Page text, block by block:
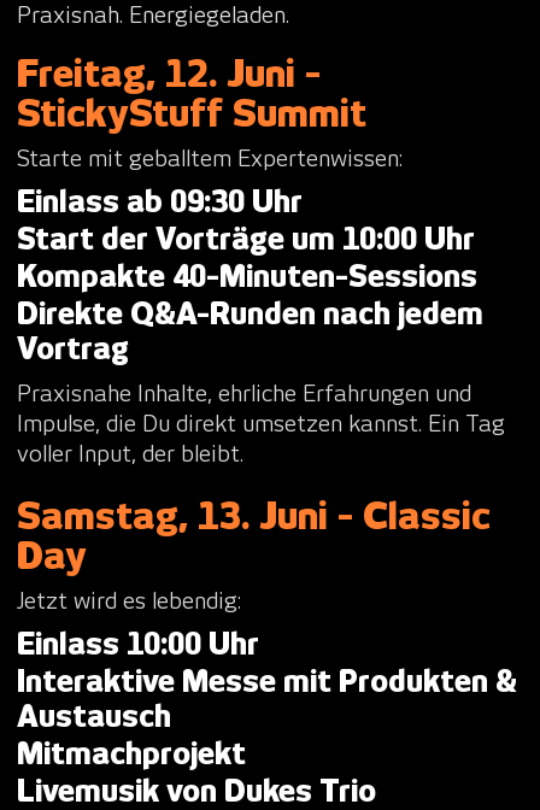
Praxisnah. Energiegeladen.
Freitag, 12. Juni -
StickyStuff Summit
Starte mit geballtem Expertenwissen:
Einlass ab 09:30 Uhr
Start der Vorträge um 10:00 Uhr
Kompakte 40-Minuten-Sessions
Direkte Q&A-Runden nach jedem
Vortrag
Praxisnahe Inhalte, ehrliche Erfahrungen und
Impulse, die Du direkt umsetzen kannst. Ein Tag
voller Input, der bleibt.
Samstag, 13. Juni - Classic
Day
Jetzt wird es lebendig:
Einlass 10:00 Uhr
Interaktive Messe mit Produkten &
Austausch
Mitmachprojekt
Livemusik von Dukes Trio